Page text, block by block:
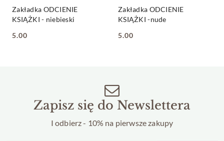
Zakładka ODCIENIE
KSIĄŻKI - niebieski
Cena:
5.00
Zakładka ODCIENIE
KSIĄŻKI -nude
Cena:
5.00
Zapisz się do Newslettera
I odbierz - 10% na pierwsze zakupy